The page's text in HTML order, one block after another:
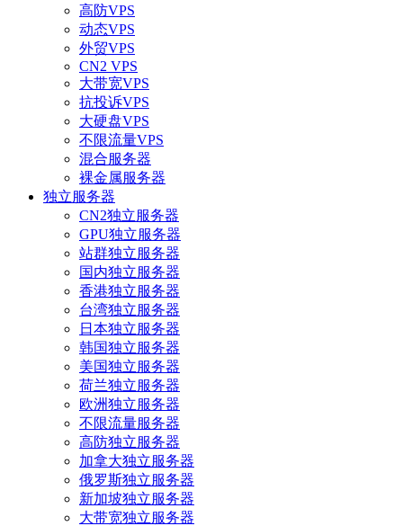
高防VPS
动态VPS
外贸VPS
CN2 VPS
大带宽VPS
抗投诉VPS
大硬盘VPS
不限流量VPS
混合服务器
裸金属服务器
独立服务器
CN2独立服务器
GPU独立服务器
站群独立服务器
国内独立服务器
香港独立服务器
台湾独立服务器
日本独立服务器
韩国独立服务器
美国独立服务器
荷兰独立服务器
欧洲独立服务器
不限流量服务器
高防独立服务器
加拿大独立服务器
俄罗斯独立服务器
新加坡独立服务器
大带宽独立服务器